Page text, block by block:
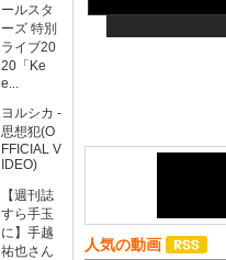
ールスタ
ーズ 特別
ライブ20
20「Ke
e...
ヨルシカ -
思想犯(O
FFICIAL V
IDEO)
【週刊誌
すら手玉
に】手越
祐也さん
人気の動画